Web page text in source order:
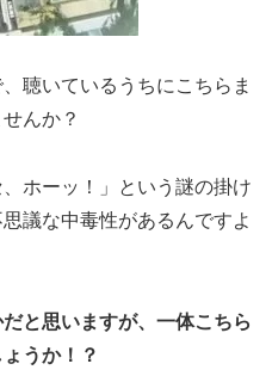
聴いているうちにこちらま
んか？
ホーッ！」という謎の掛け
議な中毒性があるんですよ
と思いますが、一体こちら
うか！？